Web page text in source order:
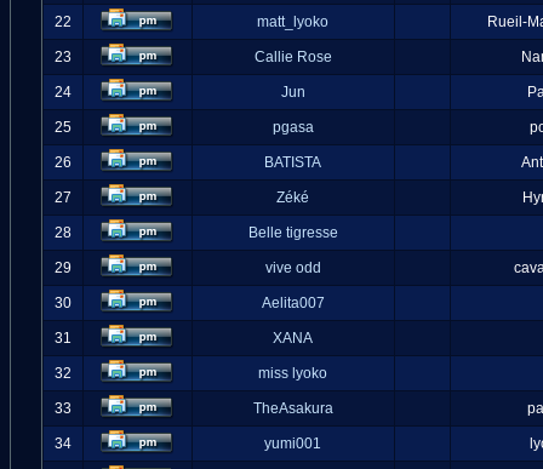
22 matt_lyoko Rueil-
23 Callie Rose
24 Jun
25 pgasa
26 BATISTA
27 Zéké
28 Belle tigresse
29 vive odd
30 Aelita007
31 XANA
32 miss lyoko
33 TheAsakura
34 yumi001